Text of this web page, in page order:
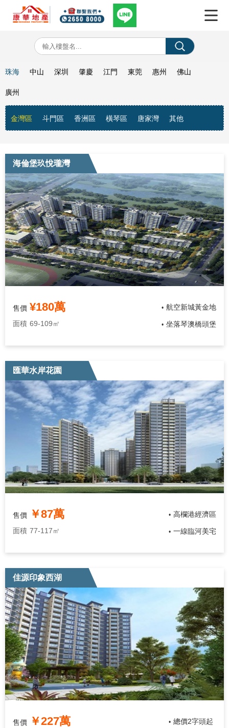
珠海
金灣區 斗門區 香洲區 橫琴區 唐家灣 其他
中山 深圳 肇慶 江門 東莞 惠州 佛山
廣州
海倫堡玖悅瓏灣
售價 ¥180萬
面積 69-109㎡
• 航空新城黃金地
• 坐落琴澳橋頭堡
匯華水岸花園
售價 ￥87萬
面積 77-117㎡
• 高欄港經濟區
• 一線臨河美宅
佳源印象西湖
售價 ￥227萬 • 總價2字頭起